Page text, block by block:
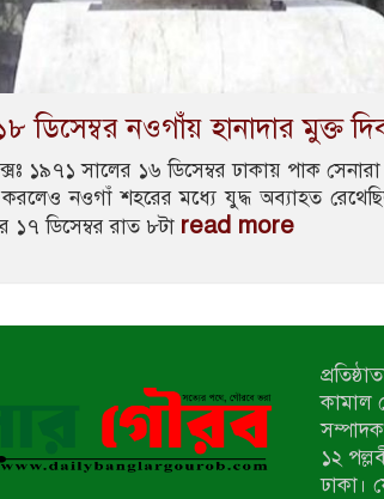
ডিসেম্বর নওগাঁয় হানাদার মুক্ত
১৯৭১ সালের ১৬ ডিসেম্বর ঢাকায় পাক সেনারা
নওগাঁ শহরের মধ্যে যুদ্ধ অব্যাহত
১৭ ডিসেম্বর রাত ৮টা read more
কামাল
১২
ঢাকা।